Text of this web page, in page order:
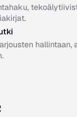
hallintaan,